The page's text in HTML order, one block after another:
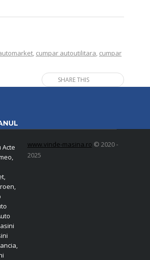
, cumpar autoutilitara, cumpar
SHARE THIS
Acte
www.vinde-masina.ro © 2020 -
2025